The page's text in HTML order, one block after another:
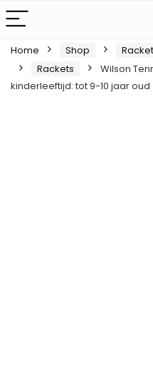
Home Shop
Rackets
Wilson
kinderleeftijd: tot 9-10 jaar oud